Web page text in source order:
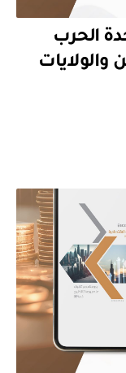
تراجع حدة الحرب